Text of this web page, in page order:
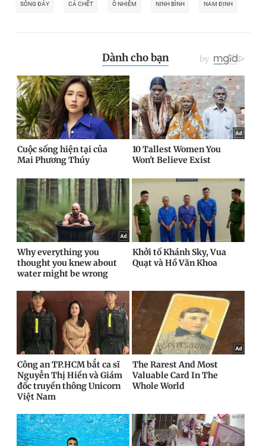
SÔNG ĐÁY CÁ CHẾT Ô NHIỄM NINH BÌNH NAM ĐỊNH